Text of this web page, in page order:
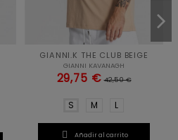
GIANNI.K THE CLUB BEIGE
GIANNI KAVANAGH
29,75 € 42,50 €
S M L
 Añadir al carrito